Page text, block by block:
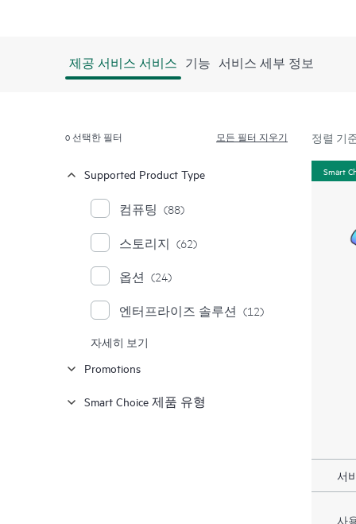
제공 서비스 서비스 기능 서비스 세부 정보
0선택한 필터 모든 필터 지우기
Supported Product Type
컴퓨팅 (88)
스토리지 (62)
옵션 (24)
엔터프라이즈 솔루션 (12)
Moonshot 시스템
자세히 보기
Promotions
Smart Choice 제품 유형
정렬 기
Smart
서
사